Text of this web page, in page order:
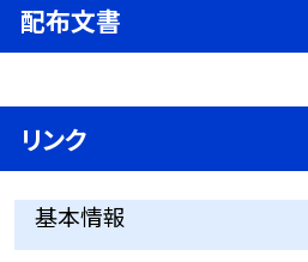
配布文書
リンク
基本情報